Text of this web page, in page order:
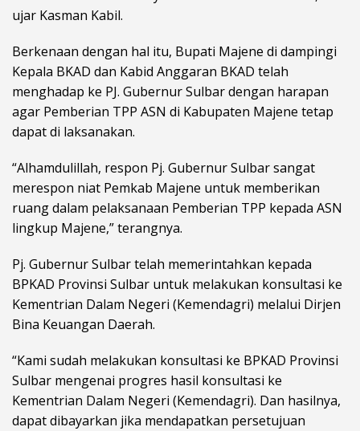
ujar Kasman Kabil.
Berkenaan dengan hal itu, Bupati Majene di dampingi
Kepala BKAD dan Kabid Anggaran BKAD telah
menghadap ke PJ. Gubernur Sulbar dengan harapan
agar Pemberian TPP ASN di Kabupaten Majene tetap
dapat di laksanakan.
“Alhamdulillah, respon Pj. Gubernur Sulbar sangat
merespon niat Pemkab Majene untuk memberikan
ruang dalam pelaksanaan Pemberian TPP kepada ASN
lingkup Majene,” terangnya.
Pj. Gubernur Sulbar telah memerintahkan kepada
BPKAD Provinsi Sulbar untuk melakukan konsultasi ke
Kementrian Dalam Negeri (Kemendagri) melalui Dirjen
Bina Keuangan Daerah.
“Kami sudah melakukan konsultasi ke BPKAD Provinsi
Sulbar mengenai progres hasil konsultasi ke
Kementrian Dalam Negeri (Kemendagri). Dan hasilnya,
dapat dibayarkan jika mendapatkan persetujuan